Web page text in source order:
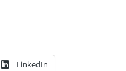
LinkedIn